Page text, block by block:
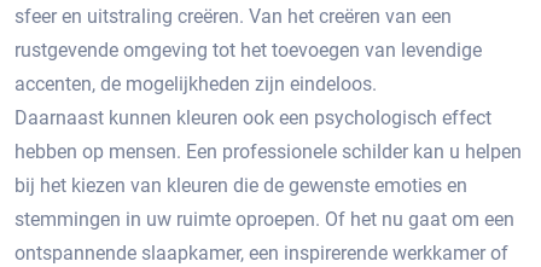
sfeer en uitstraling creëren.​ Van het creëren van een
rustgevende omgeving tot het toevoegen van levendige
accenten, de mogelijkheden zijn eindeloos.​
Daarnaast kunnen kleuren ook een psychologisch effect
hebben op mensen. Een professionele schilder kan u helpen
bij het kiezen van kleuren die de gewenste emoties en
stemmingen in uw ruimte oproepen.​ Of het nu gaat om een
ontspannende slaapkamer, een inspirerende werkkamer of